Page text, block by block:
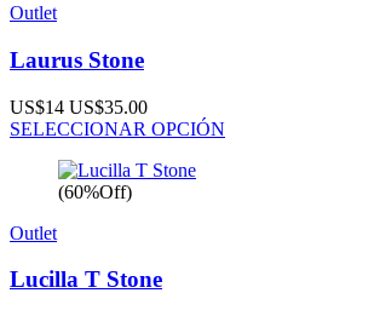
Outlet
Laurus Stone
US$14 US$35.00
SELECCIONAR OPCIÓN
(60%Off)
Outlet
Lucilla T Stone